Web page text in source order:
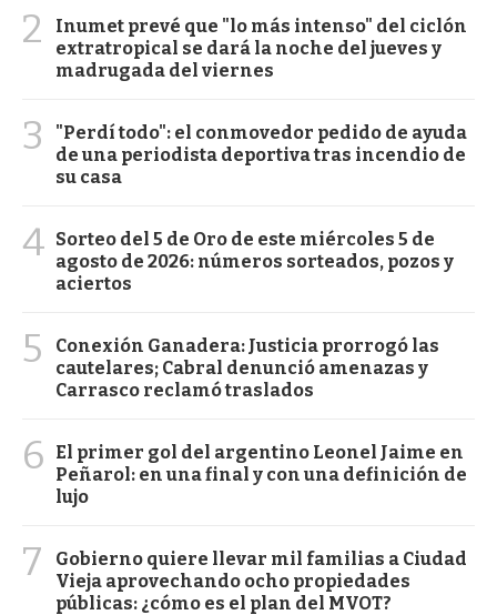
2
Inumet prevé que "lo más intenso" del ciclón
extratropical se dará la noche del jueves y
madrugada del viernes
3
"Perdí todo": el conmovedor pedido de ayuda
de una periodista deportiva tras incendio de
su casa
4 Sorteo del 5 de Oro de este miércoles 5 de
agosto de 2026: números sorteados, pozos y
aciertos
5
Conexión Ganadera: Justicia prorrogó las
cautelares; Cabral denunció amenazas y
Carrasco reclamó traslados
6
El primer gol del argentino Leonel Jaime en
Peñarol: en una final y con una definición de
lujo
7
Gobierno quiere llevar mil familias a Ciudad
Vieja aprovechando ocho propiedades
públicas: ¿cómo es el plan del MVOT?